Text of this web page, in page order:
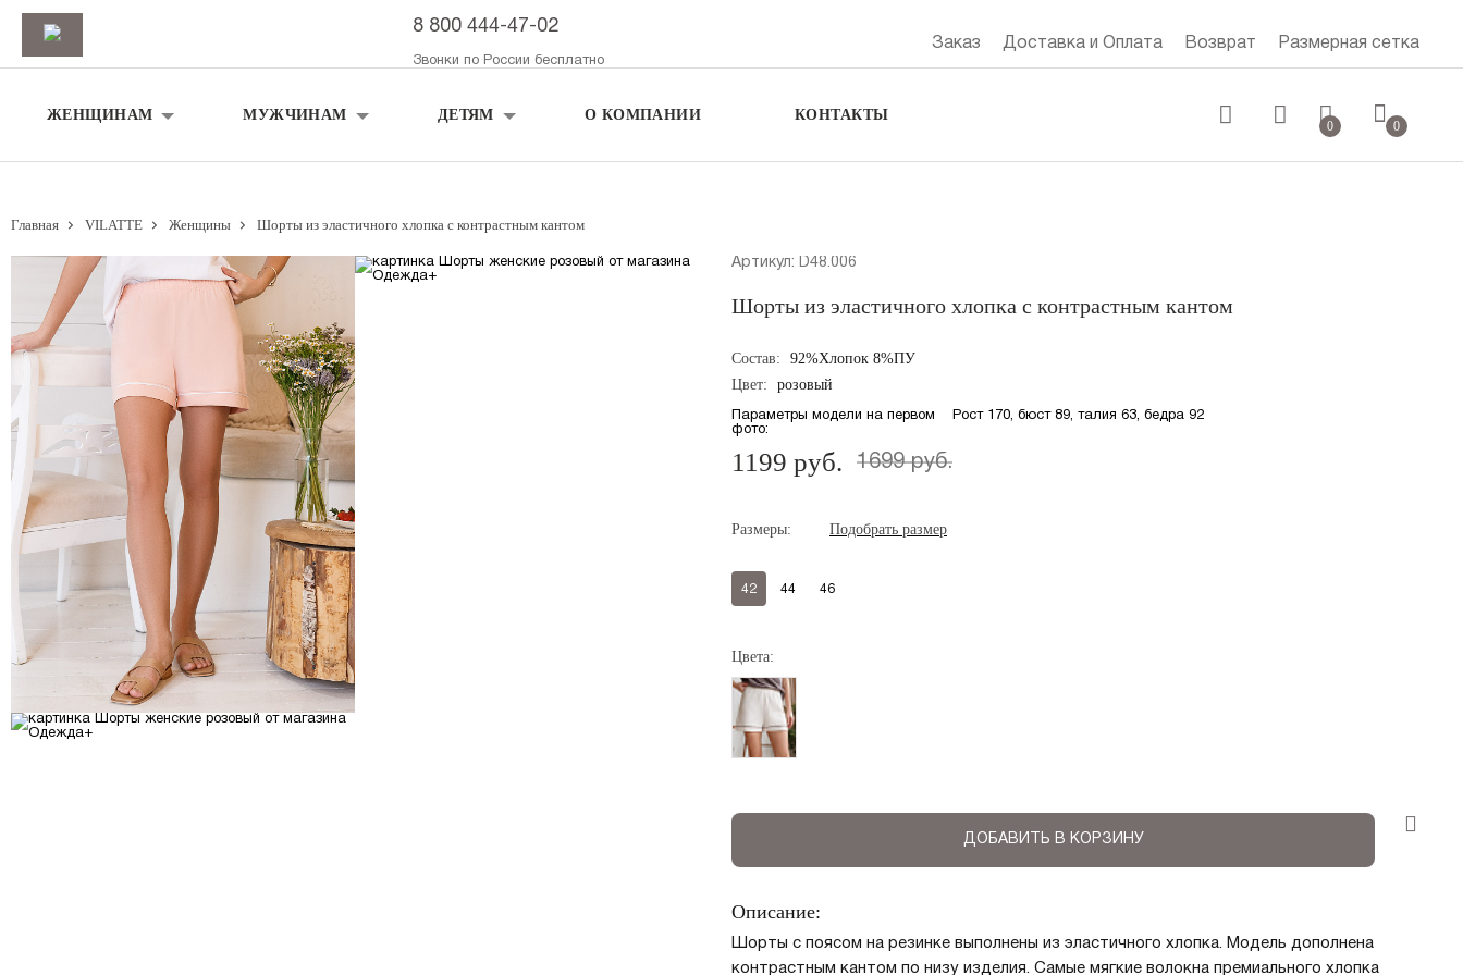
8 800 444-47-02
Звонки по России бесплатно
Заказ Доставка и Оплата Возврат Размерная сетка
ЖЕНЩИНАМ МУЖЧИНАМ ДЕТЯМ О КОМПАНИИ КОНТАКТЫ
Забыли свой пароль?
0 0
Главная VILATTE Женщины Шорты из эластичного хлопка с контрастным кантом
Артикул: D48.006
Шорты из эластичного хлопка с контрастным кантом
Состав:
92%Хлопок 8%ПУ
Цвет:
розовый
Параметры модели на первом
фото:
Рост 170, бюст 89, талия 63, бедра 92
1199 руб. 1699 руб.
Размеры: Подобрать размер
42 44 46
Цвета:
ДОБАВИТЬ В КОРЗИНУ
Описание:
Шорты с поясом на резинке выполнены из эластичного хлопка. Модель дополнена
контрастным кантом по низу изделия. Самые мягкие волокна премиального хлопка